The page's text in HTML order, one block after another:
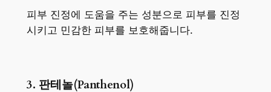
피부 진정에 도움을 주는 성분으로 피부를 진정
시키고 민감한 피부를 보호해줍니다.
3. 판테놀(Panthenol)